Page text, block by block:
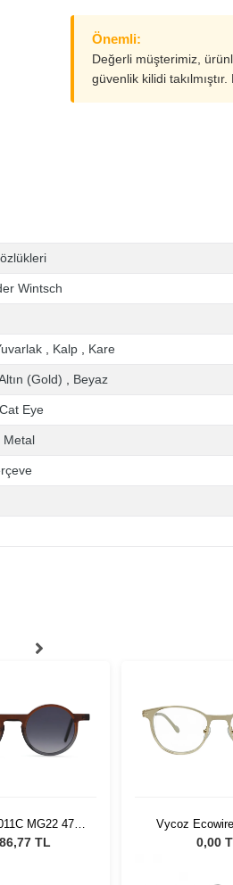
Önemli:
Değerli müşterimiz,
güvenlik kilidi
Wintsch
Kalp Kare
(Gold) Beyaz
Eye
Metal
MG22 4723
Gözlüğü
TL
Vycoz
TOP 50-
0,00